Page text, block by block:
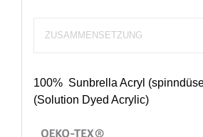
ZUSAMMENSETZUNG
100% Sunbrella Acryl
(Solution Dyed Acrylic)